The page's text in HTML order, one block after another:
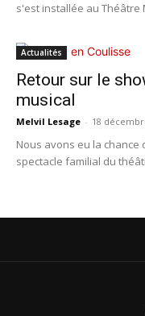
s'est installée au Théâtre
Actualités
Retour sur le
musical
Melvil Lesage - 18
Nous avons eu la
spectacle familial du